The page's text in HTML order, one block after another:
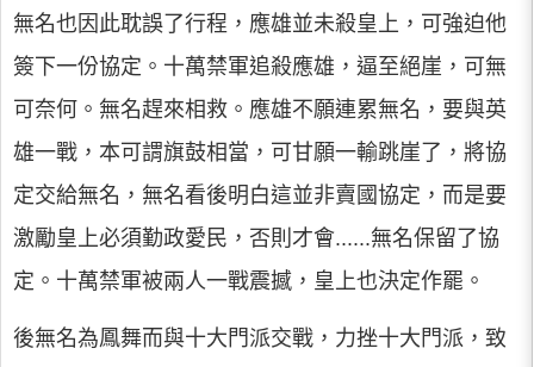
無名也因此耽誤了行程，應雄並未殺皇上，可強迫他
簽下一份協定。十萬禁軍追殺應雄，逼至絕崖，可無
可奈何。無名趕來相救。應雄不願連累無名，要與英
雄一戰，本可謂旗鼓相當，可甘願一輸跳崖了，將協
定交給無名，無名看後明白這並非賣國協定，而是要
激勵皇上必須勤政愛民，否則才會......無名保留了協
定。十萬禁軍被兩人一戰震撼，皇上也決定作罷。
後無名為鳳舞而與十大門派交戰，力挫十大門派，致